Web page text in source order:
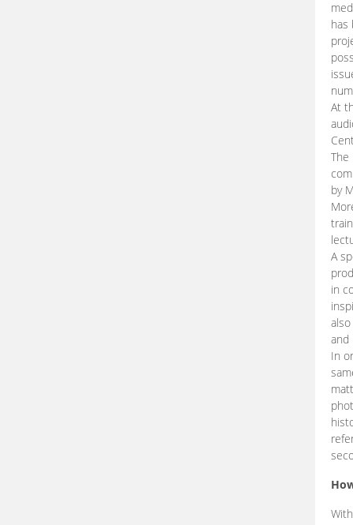
has
At
The
by
A
in
and
In